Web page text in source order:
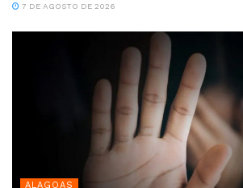
7 DE AGOSTO DE 2026
ALAGOAS